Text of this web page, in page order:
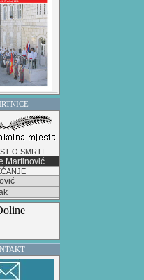
O SMRTI
Martinović